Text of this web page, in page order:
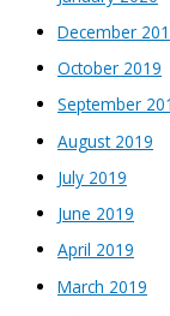
December
October 2019
September
August 2019
July 2019
June 2019
April 2019
March 2019